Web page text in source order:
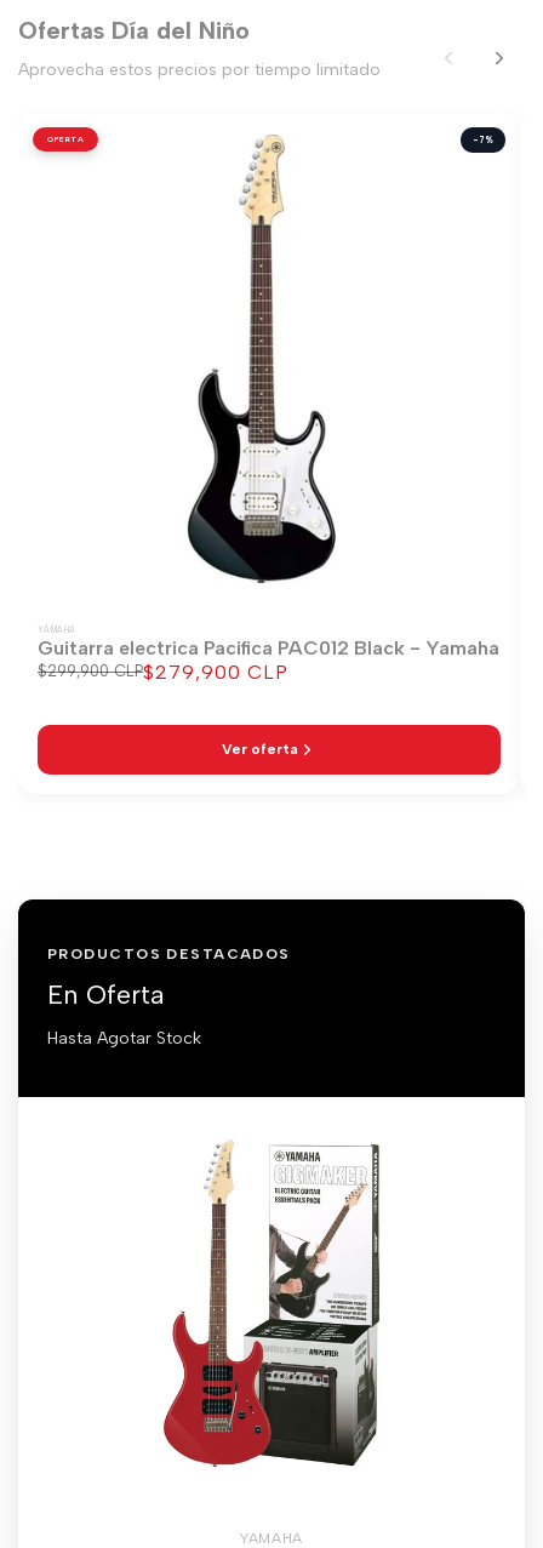
Ofertas Día del Niño
Aprovecha estos precios por tiempo limitado
OFERTA -7%
YAMAHA
Guitarra electrica Pacifica PAC012 Black - Yamaha
Precio
$299,900 CLPPrecio
$279,900 CLP
Ver oferta
PRODUCTOS DESTACADOS
En Oferta
Hasta Agotar Stock
YAMAHA